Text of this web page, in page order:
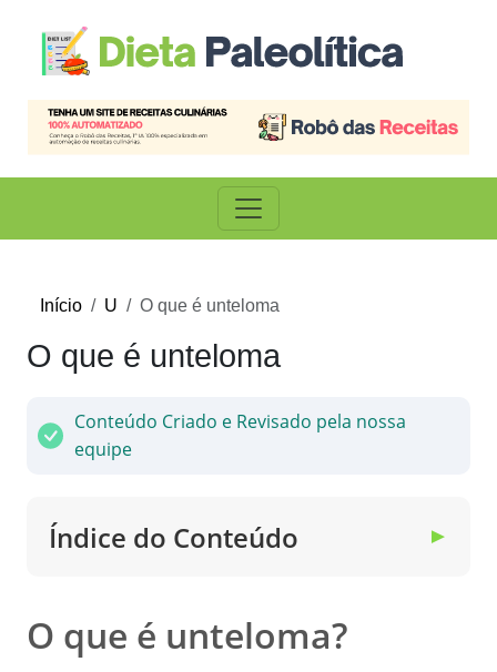
Início U O que é unteloma
O que é unteloma
Conteúdo Criado e Revisado pela nossa
equipe
Índice do Conteúdo ▼
O que é unteloma?